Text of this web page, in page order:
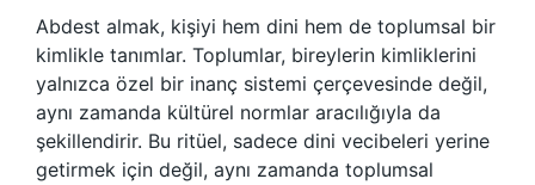
Abdest almak, kişiyi hem dini hem de toplumsal bir
kimlikle tanımlar. Toplumlar, bireylerin kimliklerini
yalnızca özel bir inanç sistemi çerçevesinde değil,
aynı zamanda kültürel normlar aracılığıyla da
şekillendirir. Bu ritüel, sadece dini vecibeleri yerine
getirmek için değil, aynı zamanda toplumsal